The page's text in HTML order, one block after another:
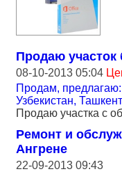
Продаю участок
08-10-2013 05:04
Продам,
Узбекистан, Ташкент
Продаю участка с
Ремонт и
Ангрене
22-09-2013 09:43